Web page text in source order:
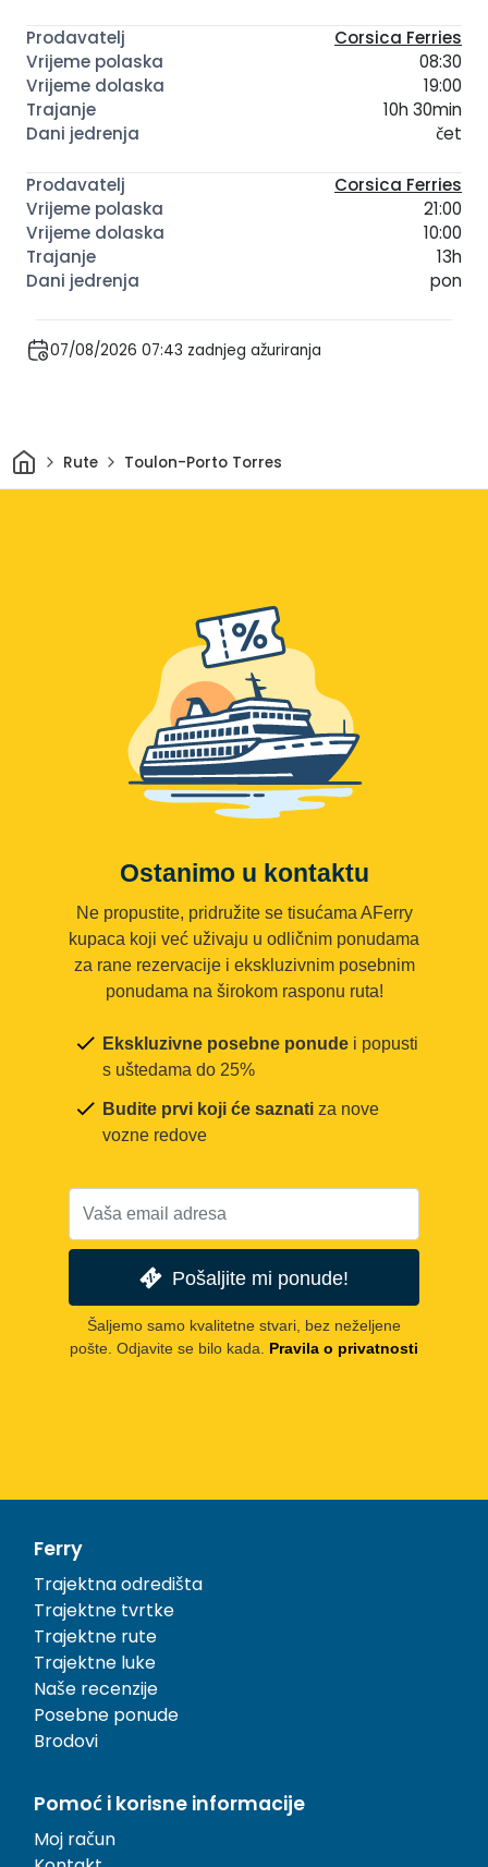
Corsica Ferries
08:30
19:00
10h 30min
čet
Corsica Ferries
21:00
10:00
13h
pon
07/08/2026 07:43 zadnjeg ažuriranja
DomRute Toulon-Porto Torres
Ostanimo u kontaktu
Ne propustite, pridružite se tisućama AFerry
kupaca koji već uživaju u odličnim ponudama
za rane rezervacije i ekskluzivnim posebnim
ponudama na širokom rasponu ruta!
Ekskluzivne posebne ponude i popusti
s uštedama do 25%
Budite prvi koji će saznati za nove
vozne redove
Pošaljite mi ponude!
Šaljemo samo kvalitetne stvari, bez neželjene
pošte. Odjavite se bilo kada.
Pravila o privatnosti
Ferry
Trajektna odredišta
Trajektne tvrtke
Trajektne rute
Trajektne luke
Naše recenzije
Posebne ponude
Brodovi
Pomoć i korisne informacije
Moj račun